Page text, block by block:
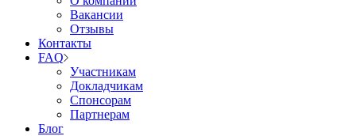
Вакансии
Отзывы
Контакты
FAQ
Участникам
Докладчикам
Спонсорам
Партнерам
Блог